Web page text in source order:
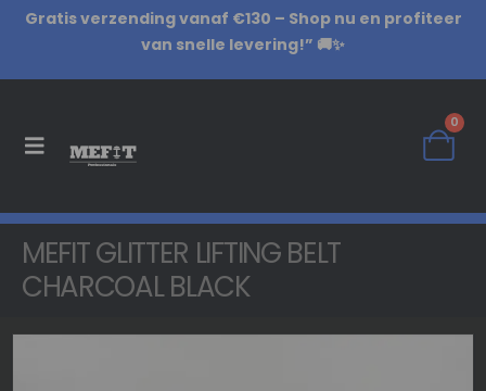
Gratis verzending vanaf €130 – Shop nu en profiteer
van snelle levering!” 🚚✨
0
MEFIT GLITTER LIFTING BELT
CHARCOAL BLACK